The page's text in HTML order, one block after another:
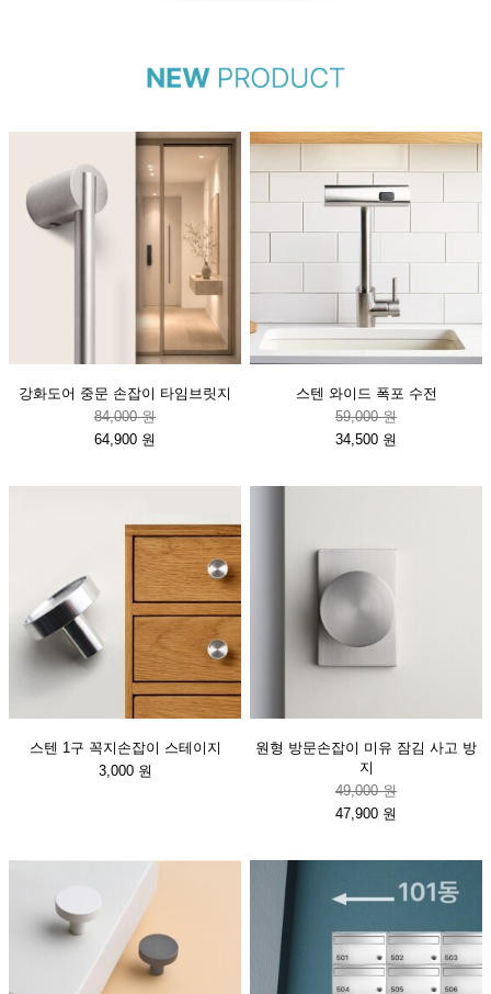
강화도어 중문 손잡이 타임브릿지
84,000 원
64,900 원
스텐 와이드 폭포 수전
59,000 원
34,500 원
스텐 1구 꼭지손잡이 스테이지
3,000 원
원형 방문손잡이 미유 잠김 사고 방
지
49,000 원
47,900 원